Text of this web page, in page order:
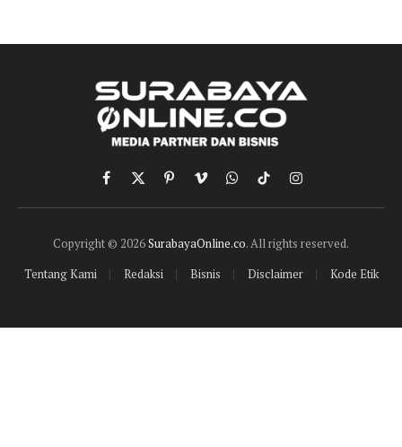
Facebook
X
(Twitter)
PinterestVimeoWhatsApp
TikTokInstagram
Copyright © 2026SurabayaOnline.co. All rights reserved.
Tentang Kami
Redaksi Bisnis Disclaimer Kode Etik